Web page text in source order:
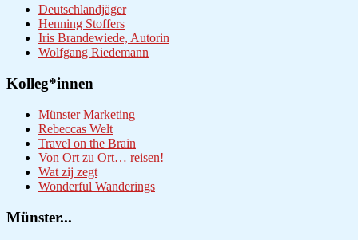
Deutschlandjäger
Henning Stoffers
Iris Brandewiede, Autorin
Wolfgang Riedemann
Kolleg*innen
Münster Marketing
Rebeccas Welt
Travel on the Brain
Von Ort zu Ort… reisen!
Wat zij zegt
Wonderful Wanderings
Münster...